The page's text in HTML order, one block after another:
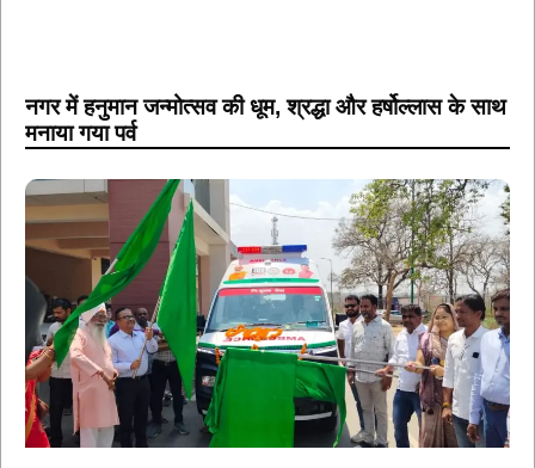
नगर में हनुमान जन्मोत्सव की धूम, श्रद्धा और हर्षोल्लास के साथ
मनाया गया पर्व